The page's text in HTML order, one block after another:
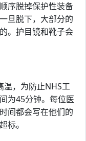
序脱掉保护性装备
旦脱下，大部分的
。护目镜和靴子会
温，为防止NHS工
为45分钟。每位医
间都会写在他们的
标。